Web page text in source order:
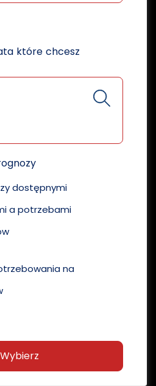
które chcesz
dostępnymi
a potrzebami
na
Wybierz